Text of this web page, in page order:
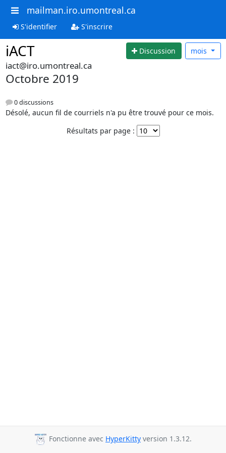
mailman.iro.umontreal.ca
S'identifier S'inscrire
iACT Discussion mois
iact@iro.umontreal.ca
Octobre 2019
0 discussions
Désolé, aucun fil de courriels n'a pu être trouvé pour ce mois.
Résultats par page :
Fonctionne avec HyperKitty version 1.3.12.